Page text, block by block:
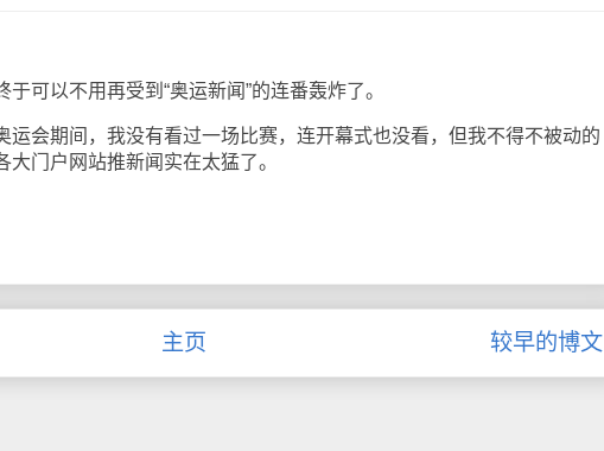
以不用再受到“奥运新闻”的连番轰炸了。
会期间，我没有看过一场比赛，连开幕式也没看，但我不得不被动的
门户网站推新闻实在太猛了。
较早的博文
主页